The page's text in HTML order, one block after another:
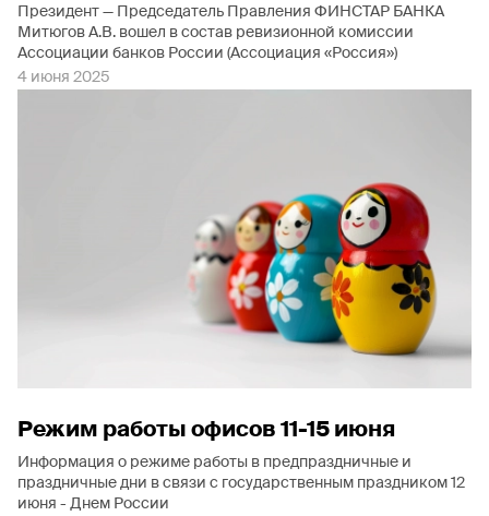
Президент — Председатель Правления ФИНСТАР БАНКА
Митюгов А.В. вошел в состав ревизионной комиссии
Ассоциации банков России (Ассоциация «Россия»)
4 июня 2025
Режим работы офисов 11-15 июня
Информация о режиме работы в предпраздничные и
праздничные дни в связи с государственным праздником 12
июня - Днем России